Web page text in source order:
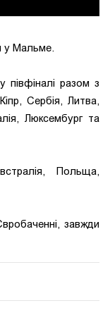
у Мальме.
півфіналі разом з
Сербія, Литва,
Люксембург та
Польща,
завжди